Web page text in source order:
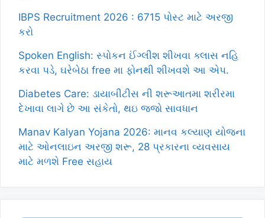
IBPS Recruitment 2026 : 6715 પોસ્ટ માટે અરજી
કરો
Spoken English: સ્પોકન ઈંગ્લીશ શીખવા ક્લાસ નહિ
કરવા પડે, ઘરેબેઠા free મા ફોનથી શીખવશે આ એપ.
Diabetes Care: ડાયાબીટીસ ની શરૂઆતમા શરીરમા
દેખાવા લાગે છે આ સંકેતો, થઇ જજો સાવધાન
Manav Kalyan Yojana 2026: માનવ કલ્યાણ યોજના
માટે ઓનલાઇન અરજી શરૂ, 28 પ્રકારના વ્યવસાય
માટે મળશે Free સહાય